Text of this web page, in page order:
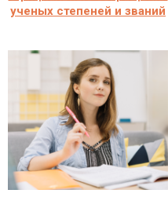
ученых степеней и званий